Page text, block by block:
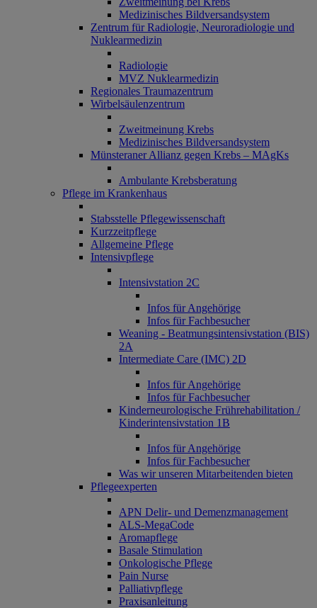
Medizinisches Bildversandsystem
Zentrum für Radiologie, Neuroradiologie und
Nuklearmedizin
Radiologie
MVZ Nuklearmedizin
Regionales Traumazentrum
Wirbelsäulenzentrum
Zweitmeinung Krebs
Medizinisches Bildversandsystem
Münsteraner Allianz gegen Krebs – MAgKs
Ambulante Krebsberatung
Pflege im Krankenhaus
Stabsstelle Pflegewissenschaft
Kurzzeitpflege
Allgemeine Pflege
Intensivpflege
Intensivstation 2C
Infos für Angehörige
Infos für Fachbesucher
Weaning - Beatmungsintensivstation (BIS)
2A
Intermediate Care (IMC) 2D
Infos für Angehörige
Infos für Fachbesucher
Kinderneurologische Frührehabilitation /
Kinderintensivstation 1B
Infos für Angehörige
Infos für Fachbesucher
Was wir unseren Mitarbeitenden bieten
Pflegeexperten
APN Delir- und Demenzmanagement
ALS-MegaCode
Aromapflege
Basale Stimulation
Onkologische Pflege
Pain Nurse
Palliativpflege
Praxisanleitung